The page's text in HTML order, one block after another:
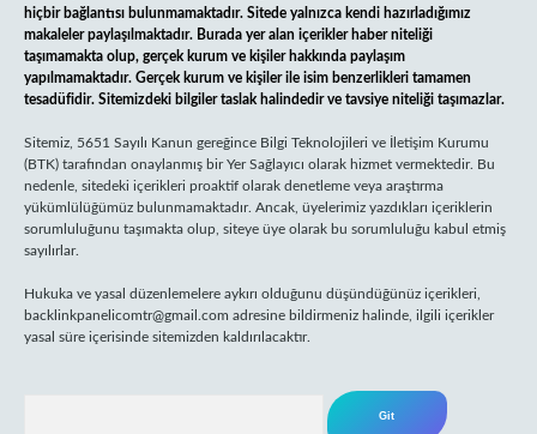
hiçbir bağlantısı bulunmamaktadır. Sitede yalnızca kendi hazırladığımız
makaleler paylaşılmaktadır. Burada yer alan içerikler haber niteliği
taşımamakta olup, gerçek kurum ve kişiler hakkında paylaşım
yapılmamaktadır. Gerçek kurum ve kişiler ile isim benzerlikleri tamamen
tesadüfidir. Sitemizdeki bilgiler taslak halindedir ve tavsiye niteliği taşımazlar.
Sitemiz, 5651 Sayılı Kanun gereğince Bilgi Teknolojileri ve İletişim Kurumu
(BTK) tarafından onaylanmış bir Yer Sağlayıcı olarak hizmet vermektedir. Bu
nedenle, sitedeki içerikleri proaktif olarak denetleme veya araştırma
yükümlülüğümüz bulunmamaktadır. Ancak, üyelerimiz yazdıkları içeriklerin
sorumluluğunu taşımakta olup, siteye üye olarak bu sorumluluğu kabul etmiş
sayılırlar.
Hukuka ve yasal düzenlemelere aykırı olduğunu düşündüğünüz içerikleri,
backlinkpanelicomtr@gmail.com adresine bildirmeniz halinde, ilgili içerikler
yasal süre içerisinde sitemizden kaldırılacaktır.